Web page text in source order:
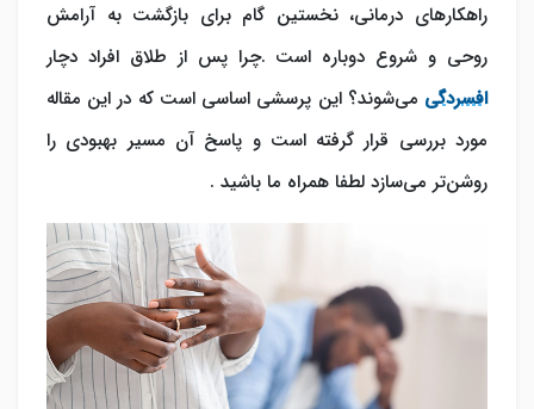
راهکارهای درمانی، نخستین گام برای بازگشت به آرامش
روحی و شروع دوباره است .چرا پس از طلاق افراد دچار
افسردگی می‌شوند؟ این پرسشی اساسی است که در این مقاله
مورد بررسی قرار گرفته است و پاسخ آن مسیر بهبودی را
روشن‌تر می‌سازد لطفا همراه ما باشید .